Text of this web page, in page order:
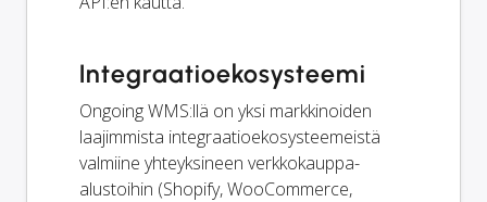
Integraatioekosysteemi
Ongoing WMS:llä on yksi markkinoiden
laajimmista integraatioekosysteemeistä
valmiine yhteyksineen verkkokauppa-
alustoihin (Shopify, WooCommerce,